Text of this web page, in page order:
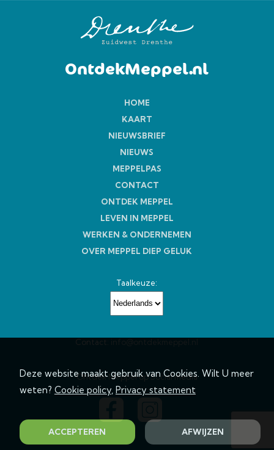
Deze website maakt gebruik van Cookies. Wilt U meer
weten? Cookie policy, Privacy statement
ACCEPTEREN AFWIJZEN
OntdekMeppel.nl
HOME
KAART
NIEUWSBRIEF
NIEUWS
MEPPELPAS
CONTACT
ONTDEK MEPPEL
LEVEN IN MEPPEL
WERKEN & ONDERNEMEN
OVER MEPPEL DIEP GELUK
Taalkeuze:
Contact:
Ontdek Meppel op Social media